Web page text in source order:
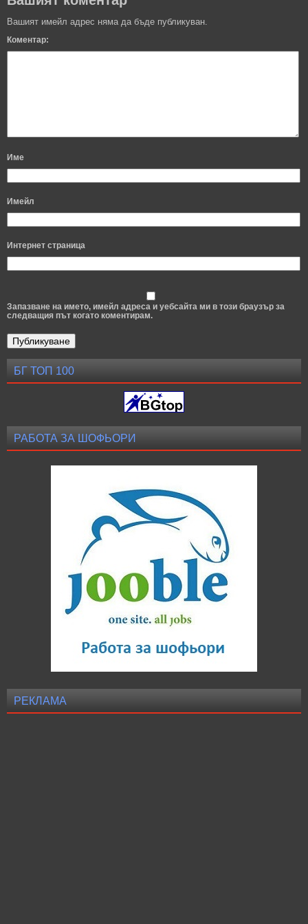
Вашият имейл адрес няма да бъде публикуван.
Коментар:
Име
Имейл
Интернет страница
Запазване на името, имейл адреса и уебсайта ми в този браузър за
следващия път когато коментирам.
БГ ТОП 100
РАБОТА ЗА ШОФЬОРИ
РЕКЛАМА